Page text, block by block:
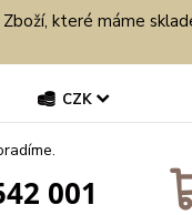
které máme
CZK
001